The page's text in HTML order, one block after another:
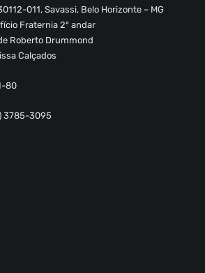
011, Savassi, Belo Horizonte – MG
Fraternia 2º andar
Roberto Drummond
Calçados
80
3785-3095